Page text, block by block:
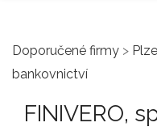
Doporučené firmy >
bankovnictví
FINIVERO,